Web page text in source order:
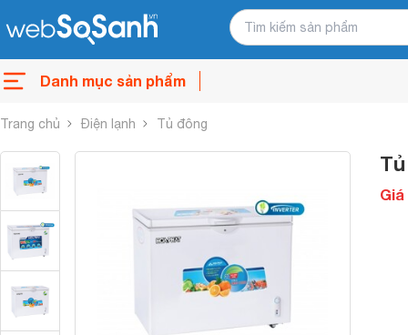
Danh mục sản phẩm
Trang chủ Điện lạnh Tủ đông
Giá